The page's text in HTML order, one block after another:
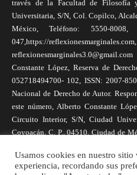
través de la Facultad de Filosofía
Universitaria, S/N, Col. Copilco,
México, Teléfono: 5550-8008,
047,https://reflexionesmarginales.com,
Constante López, Reserva de
052718494700- 102, ISSN: 2007-
Nacional de Derecho de Autor.
este número, Alberto Constante
Circuito Interior, S/N, Ciudad
Coyoacán, C. P., 04510, Ciudad de
necesariamente reflejan la postura de
Autónoma de México. Los autores
Usamos cookies en nuestro
experiencia, recordando sus